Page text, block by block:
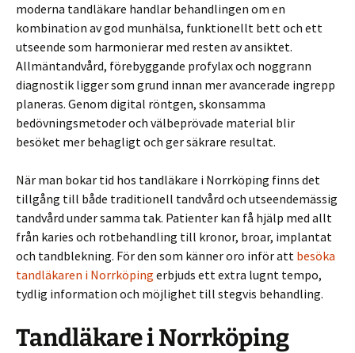
moderna tandläkare handlar behandlingen om en
kombination av god munhälsa, funktionellt bett och ett
utseende som harmonierar med resten av ansiktet.
Allmäntandvård, förebyggande profylax och noggrann
diagnostik ligger som grund innan mer avancerade ingrepp
planeras. Genom digital röntgen, skonsamma
bedövningsmetoder och välbeprövade material blir
besöket mer behagligt och ger säkrare resultat.
När man bokar tid hos tandläkare i Norrköping finns det
tillgång till både traditionell tandvård och utseendemässig
tandvård under samma tak. Patienter kan få hjälp med allt
från karies och rotbehandling till kronor, broar, implantat
och tandblekning. För den som känner oro inför att besöka
tandläkaren i Norrköping erbjuds ett extra lugnt tempo,
tydlig information och möjlighet till stegvis behandling.
Tandläkare i Norrköping